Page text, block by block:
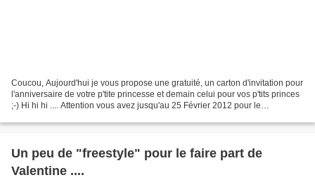
Coucou, Aujourd'hui je vous propose une gratuité, un carton d'invitation pour
l'anniversaire de votre p'tite princesse et demain celui pour vos p'tits princes
;-) Hi hi hi .... Attention vous avez jusqu'au 25 Février 2012 pour le
Un peu de "freestyle" pour le faire part de
Valentine ....